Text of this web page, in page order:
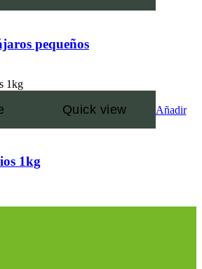
pequeños
Quick view Añadir
1kg